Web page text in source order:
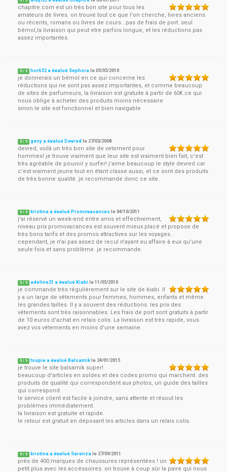
chapitre.com est un très bon site pour tous les
amateurs de livres. on trouve tout ce que l'on cherche, livres anciens
ou récents, romans ou livres de cours...pas de frais de port. seul
bémol,la livraison qui peut etre parfois longue, et les réductions pas
assez importantes.
5 / 5 horti52 a évalué Sephora le05/05/2010
je donnerais un bémol en ce qui concerne les
réductions qui ne sont pas assez importantes, et comme beaucoup
de sites de parfumeurs, la livraison est gratuite à partir de 60€.ce qui
nous oblige à acheter des produits moins nécessaire
sinon le site est fonctionnel et bien navigable
5 / 5 geny a évalué Devred le 27/03/2008
devred, voilà un très bon site de vetement pour
hommes! je trouve vraiment que leur site est vraiment bien fait, c'est
très agréable de pouvoir y surfer! j'aime beaucoup le style devred car
c'est vraiment jeune tout en étant classe aussi, et ce sont des produits
de très bonne qualité. je recommande donc ce site.
5 / 5 kristina a évalué Promovacances le04/10/2011
j'ai réservé un week-end entre amis et effectivement,
niveau prix promovacances est souvent mieux placé et propose de
très bons tarifs et des promos attractives sur les voyages..
cependant, je n'ai pas assez de recul n'ayant eu affaire à eux qu'une
seule fois et sans problème. je recommande.
5 / 5 adeline21 a évalué Kiabi le11/05/2010
je commande très régulièrement sur le site de kiabi. Il
y a un large de vêtements pour femmes, hommes, enfants et même
les grandes tailles. Il y a souvent des réductions. les prix des
vêtements sont très raisonnables. Les frais de port sont gratuits à partir
de 10 euros d'achat en relais colis. La livraison est très rapide, vous
avez vos vêtements en moins d'une semaine.
5 / 5 toupie a évalué Balsamik le 24/01/2015
je trouve le site balsamik super!
beaucoup d'articles en soldes et des codes promo qui marchent. des
produits de qualité qui correspondent aux photos, un guide des tailles
qui correspond.
le service client est facile à joindre, sans attente et résout les
problèmes immédiatement.
la livraison est gratuite et rapide.
le retour est gratuit en déposant les articles dans un relais colis.
5 / 5 kristina a évalué Sarenza le 27/09/2011
près de 400 marques de chaussures représentées ! un
petit plus avec les accéssoires. on trouve à coup sûr la paire qui nous